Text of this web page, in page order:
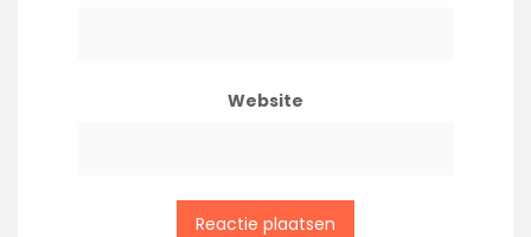
Website